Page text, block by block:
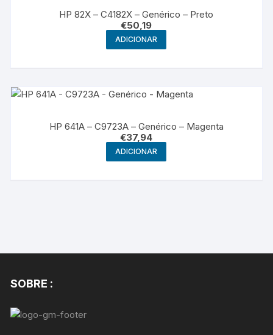
HP 82X – C4182X – Genérico – Preto
€50,19
ADICIONAR
HP 641A – C9723A – Genérico – Magenta
€37,94
ADICIONAR
SOBRE :